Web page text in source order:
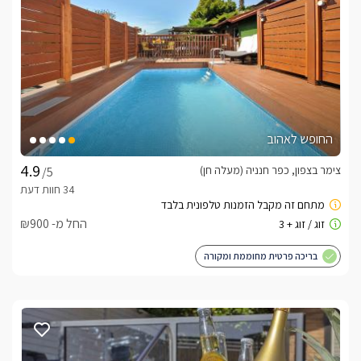
בברכה, לאה -052-9127138
לצפייה באטרקציות ומסעדות בקרבת נופש קסום -
לחצו כאן
החופש לאהוב
/5
צימר בצפון, כפר חנניה (מעלה חן)
החל מ- ₪900
בריכה פרטית מחוממת ומקורה